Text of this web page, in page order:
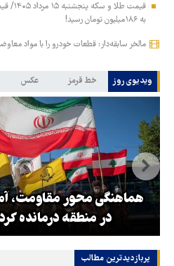
قیمت طلا
به ۱۸۶میلیون تومان رسید!
مالخر سابقه‌دار: قطعات خودرو را با مواد
ویدیوی روز خط قرمز عکس
هماهنگی محور مقاومت،
در منطقه درمانده
پربازدیدترین‌ مطالب